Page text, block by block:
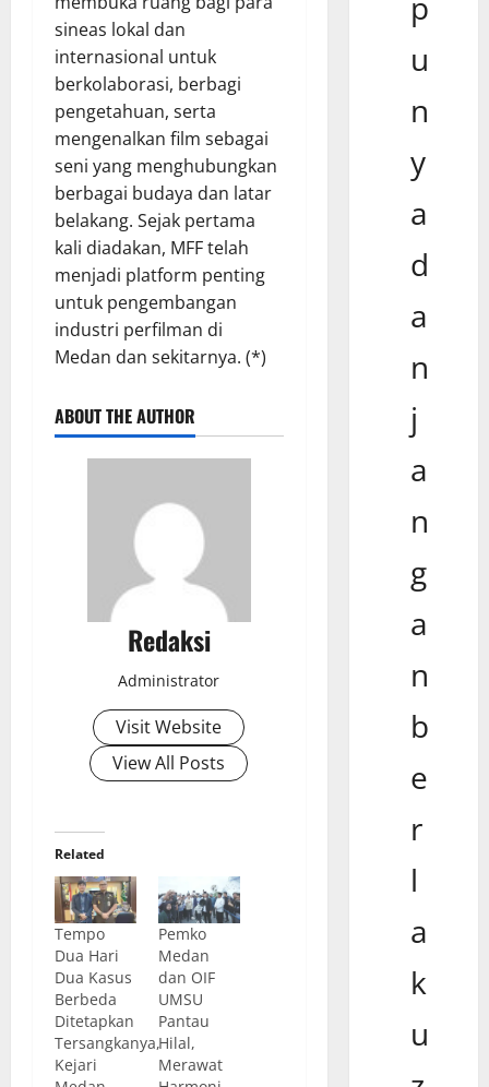
sineas lokal dan
internasional untuk
berkolaborasi, berbagi
pengetahuan, serta
mengenalkan film sebagai
seni yang menghubungkan
berbagai budaya dan latar
belakang. Sejak pertama
kali diadakan, MFF telah
menjadi platform penting
untuk pengembangan
industri perfilman di
Medan dan sekitarnya. (*)
ABOUT THE AUTHOR
Redaksi
Administrator
Visit Website
View All Posts
Related
Tempo
Dua Hari
Dua Kasus
Berbeda
Ditetapkan
Tersangkanya,
Kejari
Pemko
Medan
dan OIF
UMSU
Pantau
Hilal,
Merawat
u
n
y
a
d
a
n
j
a
n
g
a
n
b
e
r
l
a
k
u